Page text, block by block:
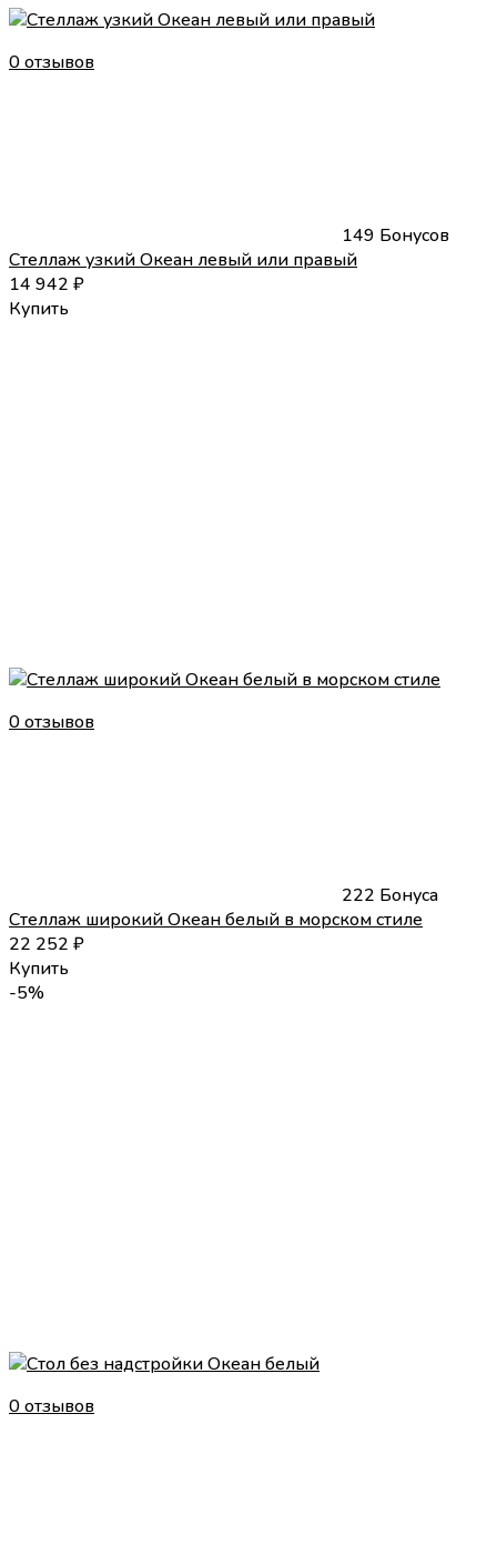
0 отзывов
149 Бонусов
Стеллаж узкий Океан левый или правый
14 942 ₽
Купить
0 отзывов
222 Бонуса
Стеллаж широкий Океан белый в морском стиле
22 252 ₽
Купить
-5%
0 отзывов